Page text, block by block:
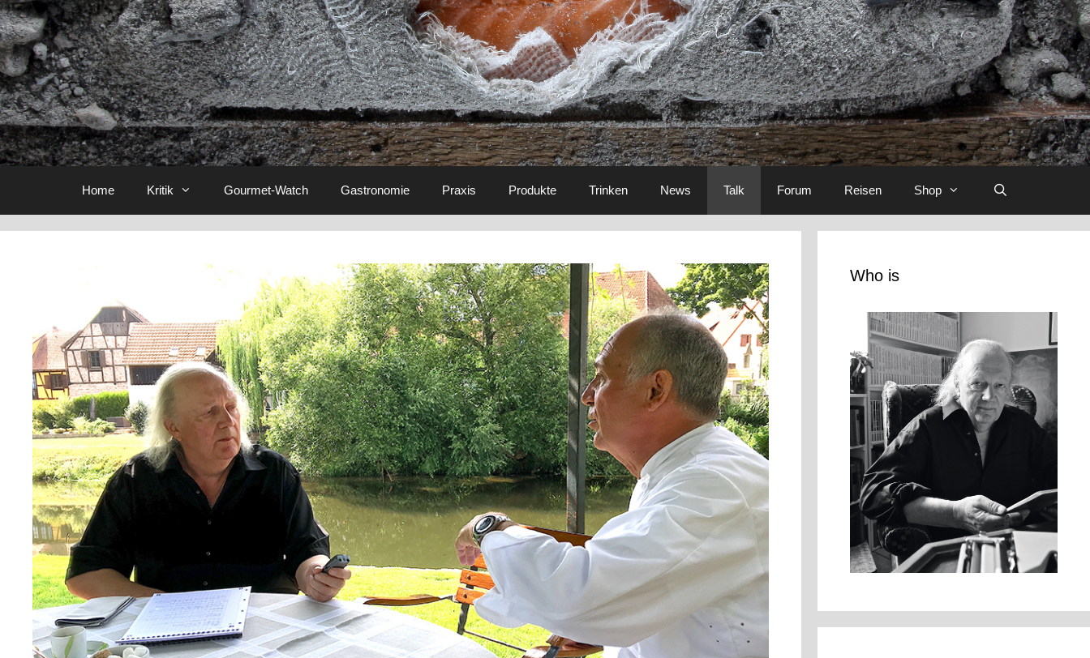
Home Kritik Gourmet-Watch Gastronomie Praxis Produkte Trinken News Talk Forum Reisen Shop
Who is